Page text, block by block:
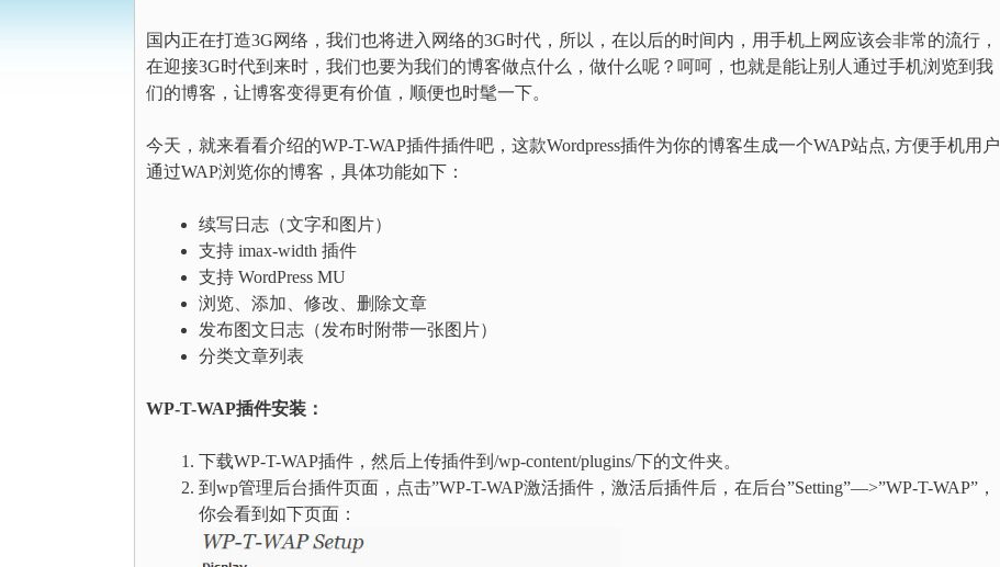
国内正在打造3G网络，我们也将进入网络的3G时代，所以，在以后的时间内，用手机上网应该会非常的流行，
在迎接3G时代到来时，我们也要为我们的博客做点什么，做什么呢？呵呵，也就是能让别人通过手机浏览到我
们的博客，让博客变得更有价值，顺便也时髦一下。
今天，就来看看介绍的WP-T-WAP插件插件吧，这款Wordpress插件为你的博客生成一个WAP站点, 方便手机用户
通过WAP浏览你的博客，具体功能如下：
续写日志（文字和图片）
支持 imax-width 插件
支持 WordPress MU
浏览、添加、修改、删除文章
发布图文日志（发布时附带一张图片）
分类文章列表
WP-T-WAP插件安装：
下载WP-T-WAP插件，然后上传插件到/wp-content/plugins/下的文件夹。
到wp管理后台插件页面，点击”WP-T-WAP激活插件，激活后插件后，在后台”Setting”—>”WP-T-WAP”，
你会看到如下页面：